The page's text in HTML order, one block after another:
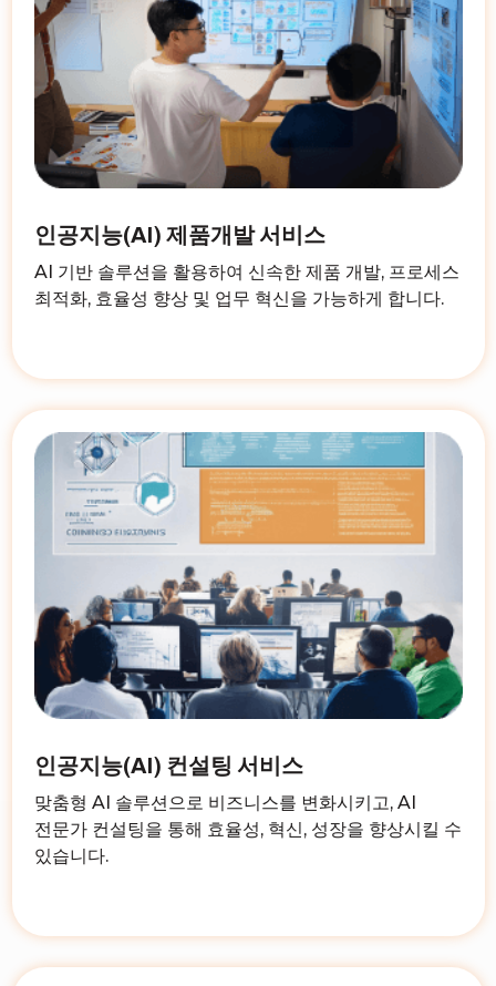
인공지능(AI) 제품개발 서비스
AI 기반 솔루션을 활용하여 신속한 제품 개발, 프로세스
최적화, 효율성 향상 및 업무 혁신을 가능하게 합니다.
인공지능(AI) 컨설팅 서비스
맞춤형 AI 솔루션으로 비즈니스를 변화시키고, AI
전문가 컨설팅을 통해 효율성, 혁신, 성장을 향상시킬 수
있습니다.